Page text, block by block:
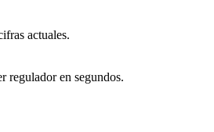
actuales.
regulador en segundos.